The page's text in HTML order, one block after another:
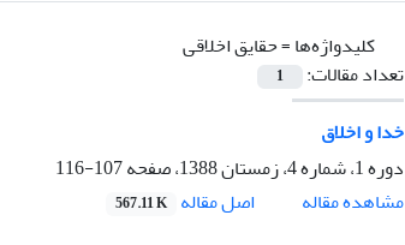
کلیدواژه‌ها =حقایق اخلاقی
تعداد مقالات:
1
خدا و اخلاق
دوره 1، شماره 4، زمستان 1388، صفحه
107-116
مشاهده مقاله
اصل مقاله 567.11 K